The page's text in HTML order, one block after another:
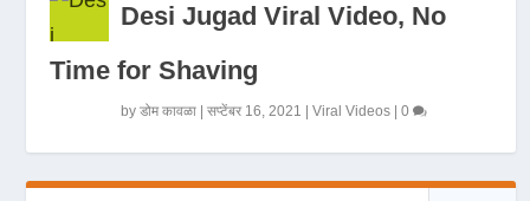
Desi Jugad Viral Video, No
Time for Shaving
byडोम कावळा |सप्टेंबर 16, 2021 |Viral Videos |0